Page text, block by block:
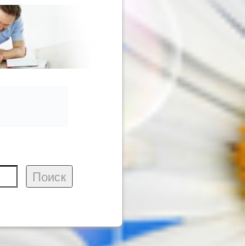
Поиск